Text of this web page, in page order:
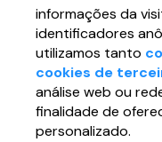
informações da
identificadores
utilizamos tanto
cookies de
análise web ou
finalidade de
personalizado.